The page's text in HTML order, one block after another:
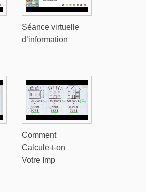
Séance virtuelle
d’information
Comment
Calcule-t-on
Votre Imp